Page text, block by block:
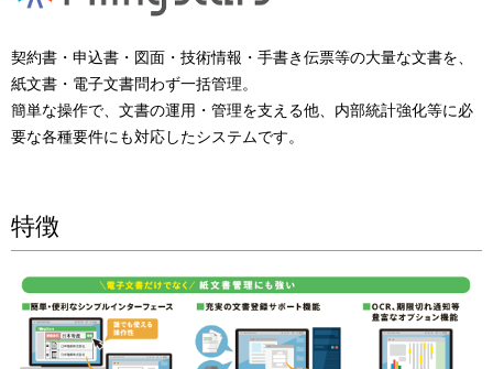
契約書・申込書・図面・技術情報・手書き伝票等の大量な文書を、
紙文書・電子文書問わず一括管理。
簡単な操作で、文書の運用・管理を支える他、内部統計強化等に必
要な各種要件にも対応したシステムです。
特徴